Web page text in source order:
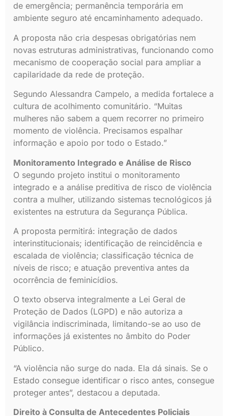
de emergência; permanência temporária em
ambiente seguro até encaminhamento adequado.
A proposta não cria despesas obrigatórias nem
novas estruturas administrativas, funcionando como
mecanismo de cooperação social para ampliar a
capilaridade da rede de proteção.
Segundo Alessandra Campelo, a medida fortalece a
cultura de acolhimento comunitário. “Muitas
mulheres não sabem a quem recorrer no primeiro
momento de violência. Precisamos espalhar
informação e apoio por todo o Estado.”
Monitoramento Integrado e Análise de Risco
O segundo projeto institui o monitoramento
integrado e a análise preditiva de risco de violência
contra a mulher, utilizando sistemas tecnológicos já
existentes na estrutura da Segurança Pública.
A proposta permitirá: integração de dados
interinstitucionais; identificação de reincidência e
escalada de violência; classificação técnica de
níveis de risco; e atuação preventiva antes da
ocorrência de feminicídios.
O texto observa integralmente a Lei Geral de
Proteção de Dados (LGPD) e não autoriza a
vigilância indiscriminada, limitando-se ao uso de
informações já existentes no âmbito do Poder
Público.
“A violência não surge do nada. Ela dá sinais. Se o
Estado consegue identificar o risco antes, consegue
proteger antes”, destacou a deputada.
Direito à Consulta de Antecedentes Policiais